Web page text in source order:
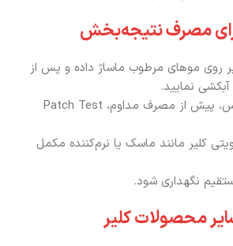
مصرف نتیجه‌بخش
روی موهای مرطوب ماساژ داده و پس از
برای پوست‌های حساس، پیش از مصرف مداوم، Patch Test
کلیر مانند ماسک یا نرم‌کننده مکمل
نگهداری شود.
محصولات کلیر